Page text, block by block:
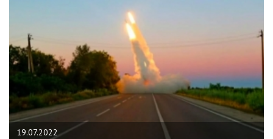
19.07.2022